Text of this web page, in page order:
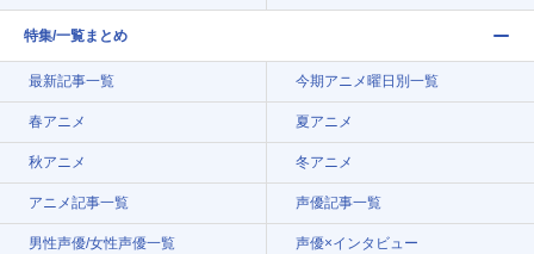
特集/一覧まとめ
最新記事一覧 今期アニメ曜日別一覧
春アニメ 夏アニメ
秋アニメ 冬アニメ
アニメ記事一覧 声優記事一覧
男性声優/女性声優一覧 声優×インタビュー